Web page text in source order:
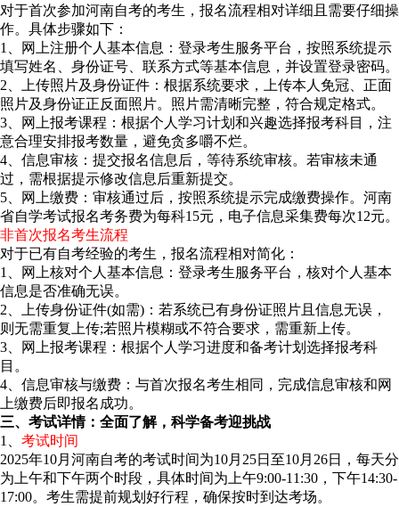
对于首次参加河南自考的考生，报名流程相对详细且需要仔细操
作。具体步骤如下：
1、网上注册个人基本信息：登录考生服务平台，按照系统提示
填写姓名、身份证号、联系方式等基本信息，并设置登录密码。
2、上传照片及身份证件：根据系统要求，上传本人免冠、正面
照片及身份证正反面照片。照片需清晰完整，符合规定格式。
3、网上报考课程：根据个人学习计划和兴趣选择报考科目，注
意合理安排报考数量，避免贪多嚼不烂。
4、信息审核：提交报名信息后，等待系统审核。若审核未通
过，需根据提示修改信息后重新提交。
5、网上缴费：审核通过后，按照系统提示完成缴费操作。河南
省自学考试报名考务费为每科15元，电子信息采集费每次12元。
非首次报名考生流程
对于已有自考经验的考生，报名流程相对简化：
1、网上核对个人基本信息：登录考生服务平台，核对个人基本
信息是否准确无误。
2、上传身份证件(如需)：若系统已有身份证照片且信息无误，
则无需重复上传;若照片模糊或不符合要求，需重新上传。
3、网上报考课程：根据个人学习进度和备考计划选择报考科
目。
4、信息审核与缴费：与首次报名考生相同，完成信息审核和网
上缴费后即报名成功。
三、考试详情：全面了解，科学备考迎挑战
1、 考试时间
2025年10月河南自考的考试时间为10月25日至10月26日，每天分
为上午和下午两个时段，具体时间为上午9:00-11:30，下午14:30-
17:00。考生需提前规划好行程，确保按时到达考场。